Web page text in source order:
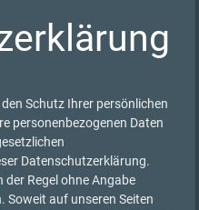
Schutz Ihrer persönlichen
personenbezogenen Daten
Datenschutzerklärung.
der Regel ohne Angabe
Soweit auf unseren Seiten